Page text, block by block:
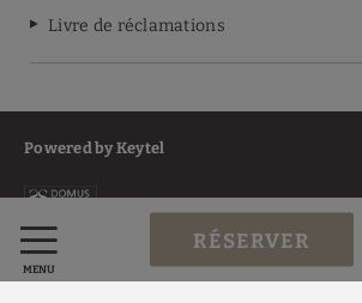
MENU
RÉSERVER
Livre de réclamations
Powered by Keytel
Achat sécurisé